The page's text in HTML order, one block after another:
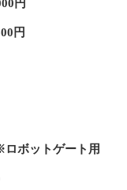
円
円
ボットゲート用